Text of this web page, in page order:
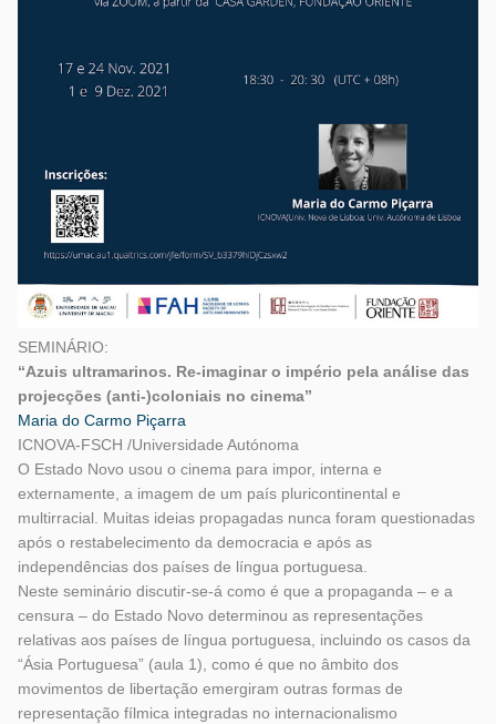
SEMINÁRIO:
“Azuis ultramarinos. Re-imaginar o império pela análise das
projecções (anti-)coloniais no cinema”
Maria do Carmo Piçarra
ICNOVA-FSCH /Universidade Autónoma
O Estado Novo usou o cinema para impor, interna e
externamente, a imagem de um país pluricontinental e
multirracial. Muitas ideias propagadas nunca foram questionadas
após o restabelecimento da democracia e após as
independências dos países de língua portuguesa.
Neste seminário discutir-se-á como é que a propaganda – e a
censura – do Estado Novo determinou as representações
relativas aos países de língua portuguesa, incluindo os casos da
“Ásia Portuguesa” (aula 1), como é que no âmbito dos
movimentos de libertação emergiram outras formas de
representação fílmica integradas no internacionalismo